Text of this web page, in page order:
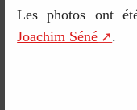
Les photos ont
Joachim Séné
.